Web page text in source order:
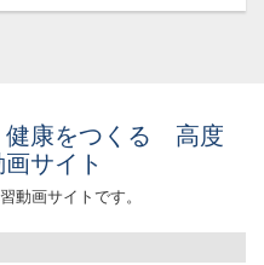
健康をつくる 高度
サイト
画サイトです。